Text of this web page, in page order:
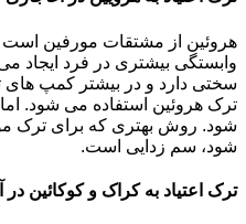
هروئین از مشتقات مورفین
وابستگی بیشتری در فرد ایجاد
سختی دارد و در بیشتر کمپ های
ترک هروئین استفاده می شود.
شود. روش بهتری که برای ترک
شود، سم زدایی است.
ترک اعتیاد به کراک و کوکائین در